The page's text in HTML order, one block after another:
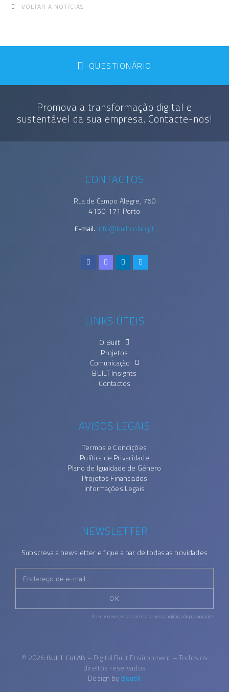
VOLTAR A NOTÍCIAS
Promova a transformação digital e
sustentável da sua empresa. Contacte-nos!
QUESTIONÁRIO
CONTACTOS
Rua de Campo Alegre, 760
4150-171 Porto
E-mail. info@builtcolab.pt
LINKS ÚTEIS
O Built
Projetos
Comunicação
BUILT Insights
Contactos
AVISOS LEGAIS
Termos e Condições
Política de Privacidade
Plano de Igualdade de Género
Projetos Financiados
Informações Legais
NEWSLETTER
Subscreva a newsletter e fique a par de todas as novidades
OK
Ao subscrever, está a aceitar a nossapolítica de privacidade.
© 2026BUILT CoLAB – Digital Built Environment – Todos os
direitos reservados
Design by Boutik